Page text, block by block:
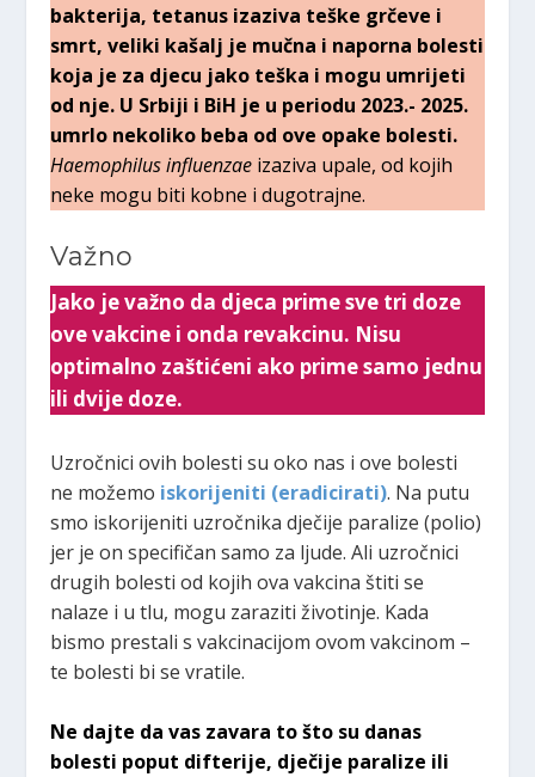
bakterija, tetanus izaziva teške grčeve i
smrt, veliki kašalj je mučna i naporna bolesti
koja je za djecu jako teška i mogu umrijeti
od nje. U Srbiji i BiH je u periodu 2023.- 2025.
umrlo nekoliko beba od ove opake bolesti.
Haemophilus influenzae izaziva upale, od kojih
neke mogu biti kobne i dugotrajne.
Važno
Jako je važno da djeca prime sve tri doze
ove vakcine i onda revakcinu. Nisu
optimalno zaštićeni ako prime samo jednu
ili dvije doze.
Uzročnici ovih bolesti su oko nas i ove bolesti
ne možemo iskorijeniti (eradicirati). Na putu
smo iskorijeniti uzročnika dječije paralize (polio)
jer je on specifičan samo za ljude. Ali uzročnici
drugih bolesti od kojih ova vakcina štiti se
nalaze i u tlu, mogu zaraziti životinje. Kada
bismo prestali s vakcinacijom ovom vakcinom –
te bolesti bi se vratile.
Ne dajte da vas zavara to što su danas
bolesti poput difterije, dječije paralize ili